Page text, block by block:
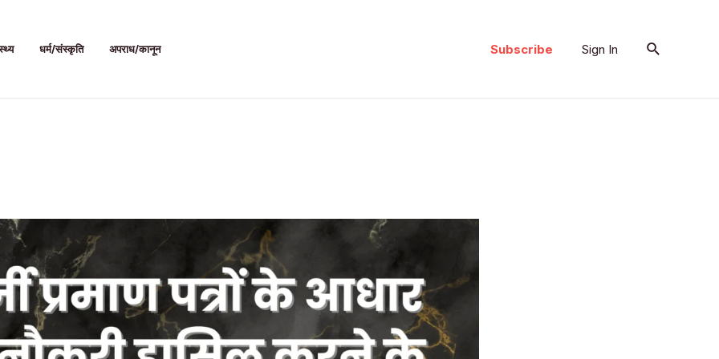
धर्म/संस्कृति अपराध/कानून Subscribe Sign In Search